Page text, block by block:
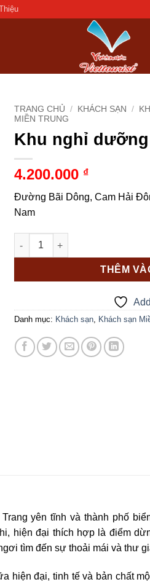
TRANG CHỦ / KHÁCH SẠN /
MIỀN TRUNG
Khu nghỉ dưỡng
4.200.000 ₫
Đường Bãi Dông, Cam Hải
Nam
Khu nghỉ dưỡng Mia Nha Trang
THÊM
Danh mục: Khách sạn, Khách sạn
yên tĩnh và thành phố
hiện đại thích hợp là điểm
tìm đến sự thoải mái và thư
đại, tinh tế và bản chất